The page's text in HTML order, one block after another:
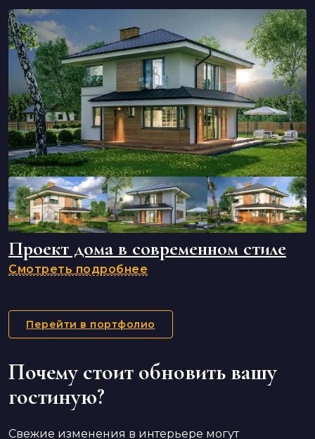
Проект дома в современном стиле
Смотреть подробнее
Перейти в портфолио
Почему стоит обновить вашу
гостиную?
Свежие изменения в интерьере могут